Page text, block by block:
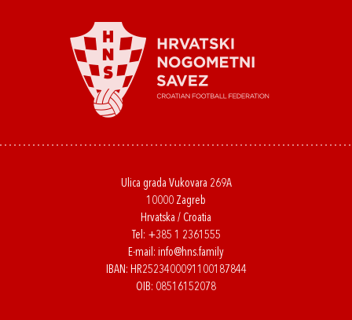
Ulica grada Vukovara 269A
10000 Zagreb
Hrvatska / Croatia
Tel: +385 1 2361555
E-mail: info@hns.family
IBAN: HR2523400091100187844
OIB: 08516152078